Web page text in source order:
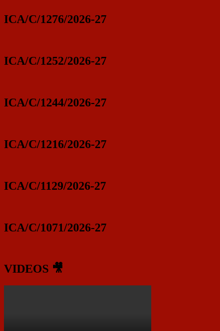
ICA/C/1276/2026-27
ICA/C/1252/2026-27
ICA/C/1244/2026-27
ICA/C/1216/2026-27
ICA/C/1129/2026-27
ICA/C/1071/2026-27
VIDEOS 🎥